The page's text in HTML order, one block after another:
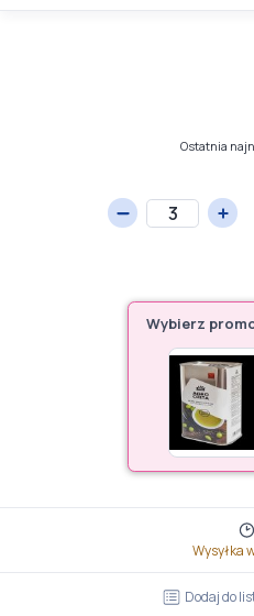
Ostatnia
Wybierz
Wysyłka
Dodaj do